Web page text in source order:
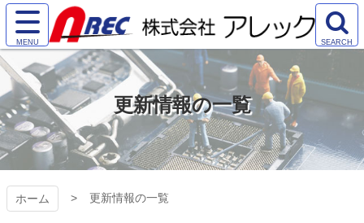
コ
テ
ン
ツ
本
文
へ
ス
キ
更新情報の一覧
ホーム 更新情報の一覧
株式会社アレック
（AREC)
サ
ト
メ
ニ
ュ
ー
く
検
く